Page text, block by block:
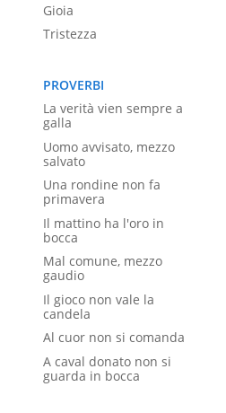
Gioia
Tristezza
PROVERBI
La verità vien sempre a
galla
Uomo avvisato, mezzo
salvato
Una rondine non fa
primavera
Il mattino ha l'oro in
bocca
Mal comune, mezzo
gaudio
Il gioco non vale la
candela
Al cuor non si comanda
A caval donato non si
guarda in bocca